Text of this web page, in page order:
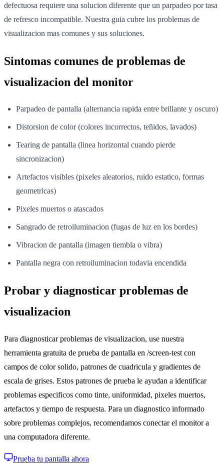
defectuosa requiere una solucion diferente que un parpadeo por tasa
de refresco incompatible. Nuestra guia cubre los problemas de
visualizacion mas comunes y sus soluciones.
Sintomas comunes de problemas de
visualizacion del monitor
Parpadeo de pantalla (alternancia rapida entre brillante y oscuro)
Distorsion de color (colores incorrectos, teñidos, lavados)
Tearing de pantalla (linea horizontal cuando pierde
sincronizacion)
Artefactos visibles (pixeles aleatorios, ruido estatico, formas
geometricas)
Pixeles muertos o atascados
Sangrado de retroiluminacion (fugas de luz en los bordes)
Vibracion de pantalla (imagen tiembla o vibra)
Pantalla negra con retroiluminacion todavia encendida
Probar y diagnosticar problemas de
visualizacion
Para diagnosticar problemas de visualizacion, use nuestra
herramienta gratuita de prueba de pantalla en /screen-test con
campos de color solido, patrones de cuadricula y gradientes de
escala de grises. Estos patrones de prueba le ayudan a identificar
problemas especificos como tinte, uniformidad, pixeles muertos,
artefactos y tiempo de respuesta. Para un diagnostico informado
sobre problemas complejos, recomendamos conectar el monitor a
una computadora diferente.
Prueba tu pantalla ahora